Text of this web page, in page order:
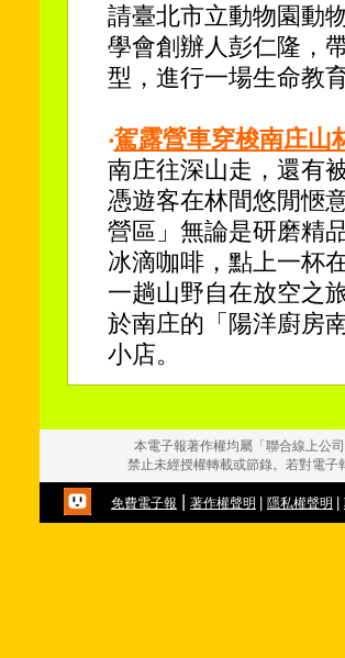
請臺北市立動物園動
學會創辦人彭仁隆，
型，進行一場生命教
‧駕露營車穿梭南庄山
南庄往深山走，還有
憑遊客在林間悠閒愜
營區」無論是研磨精
冰滴咖啡，點上一杯
一趟山野自在放空之
於南庄的「陽洋廚房
小店。
本電子報著作權均屬「聯合線上公
禁止未經授權轉載或節錄。若對電
免費電子報 著作權聲明 隱私權聲明